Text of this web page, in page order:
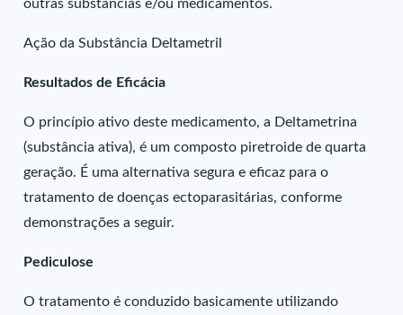
outras substâncias e/ou medicamentos.
Ação da Substância Deltametril
Resultados de Eficácia
O princípio ativo deste medicamento, a Deltametrina
(substância ativa), é um composto piretroide de quarta
geração. É uma alternativa segura e eficaz para o
tratamento de doenças ectoparasitárias, conforme
demonstrações a seguir.
Pediculose
O tratamento é conduzido basicamente utilizando